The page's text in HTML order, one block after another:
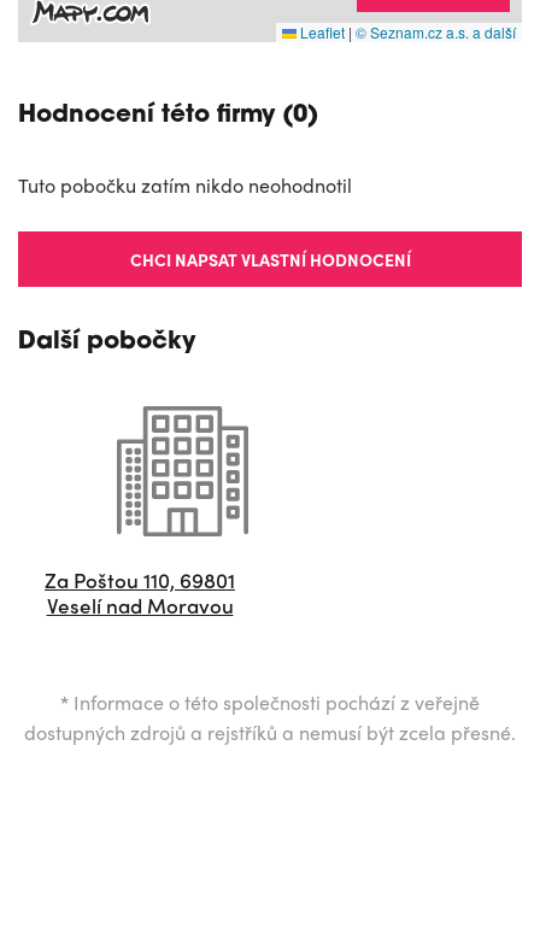
Leaflet | © Seznam.cz a.s. a další
Hodnocení této firmy (0)
Tuto pobočku zatím nikdo neohodnotil
CHCI NAPSAT VLASTNÍ HODNOCENÍ
Další pobočky
Za Poštou 110, 69801
Veselí nad Moravou
* Informace o této společnosti pochází z veřejně
dostupných zdrojů a rejstříků a nemusí být zcela přesné.